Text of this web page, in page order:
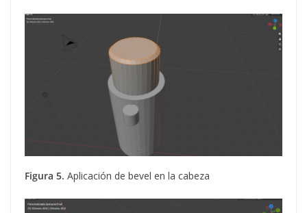
Figura 5. Aplicación de bevel en la cabeza